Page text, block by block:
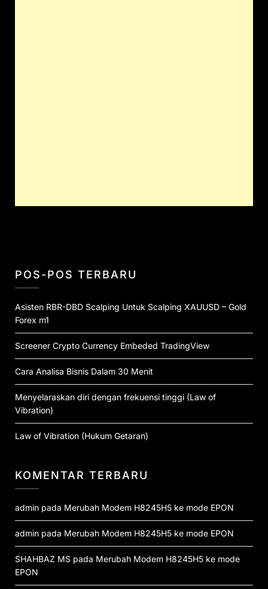
POS-POS TERBARU
Asisten RBR-DBD Scalping Untuk Scalping XAUUSD – Gold
Forex m1
Screener Crypto Currency Embeded TradingView
Cara Analisa Bisnis Dalam 30 Menit
Menyelaraskan diri dengan frekuensi tinggi (Law of
Vibration)
Law of Vibration (Hukum Getaran)
KOMENTAR TERBARU
admin pada Merubah Modem H8245H5 ke mode EPON
admin pada Merubah Modem H8245H5 ke mode EPON
SHAHBAZ MS pada Merubah Modem H8245H5 ke mode
EPON